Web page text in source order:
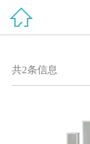

共2条信息